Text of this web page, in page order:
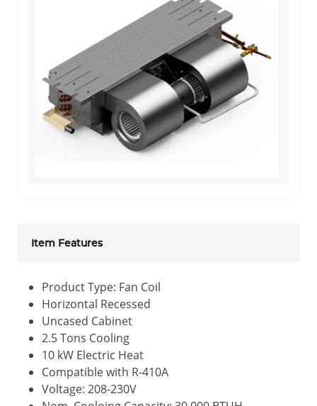
Item Features
Product Type: Fan Coil
Horizontal Recessed
Uncased Cabinet
2.5 Tons Cooling
10 kW Electric Heat
Compatible with R-410A
Voltage: 208-230V